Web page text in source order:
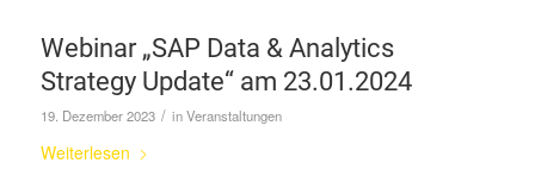
Webinar „SAP Data & Analytics
Strategy Update“ am 23.01.2024
19. Dezember 2023 / inVeranstaltungen
Weiterlesen